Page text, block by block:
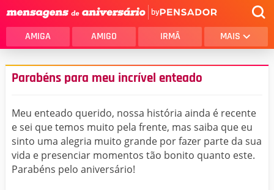
by
AMIGA AMIGO IRMÃ MAIS
Parabéns para meu incrível enteado
Meu enteado querido, nossa história ainda é recente
e sei que temos muito pela frente, mas saiba que eu
sinto uma alegria muito grande por fazer parte da sua
vida e presenciar momentos tão bonito quanto este.
Parabéns pelo aniversário!